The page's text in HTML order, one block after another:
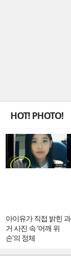
HOT! PHOTO!
아이유가 직접 밝힌 과
거 사진 속 '어깨 위
손'의 정체